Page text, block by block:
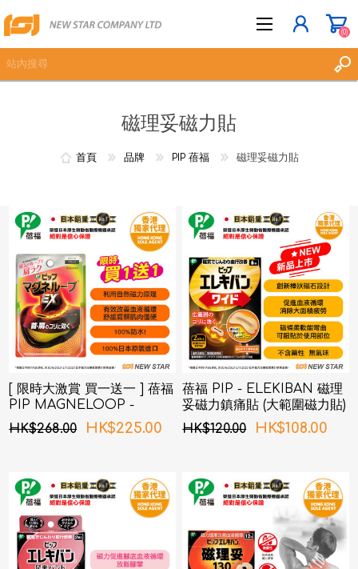
(0)
磁理妥磁力貼
首頁 品牌 PIP 蓓福 磁理妥磁力貼
[ 限時大激賞 買一送一 ] 蓓福
PIP MAGNELOOP -
PML157 日本健康磁性鎮痛
頸環 EX(加強版) 黑色 45cm
HK$268.00 HK$225.00
蓓福 PIP - ELEKIBAN 磁理
妥磁力鎮痛貼 (大範圍磁力貼)
80MT 6片裝
HK$120.00 HK$108.00